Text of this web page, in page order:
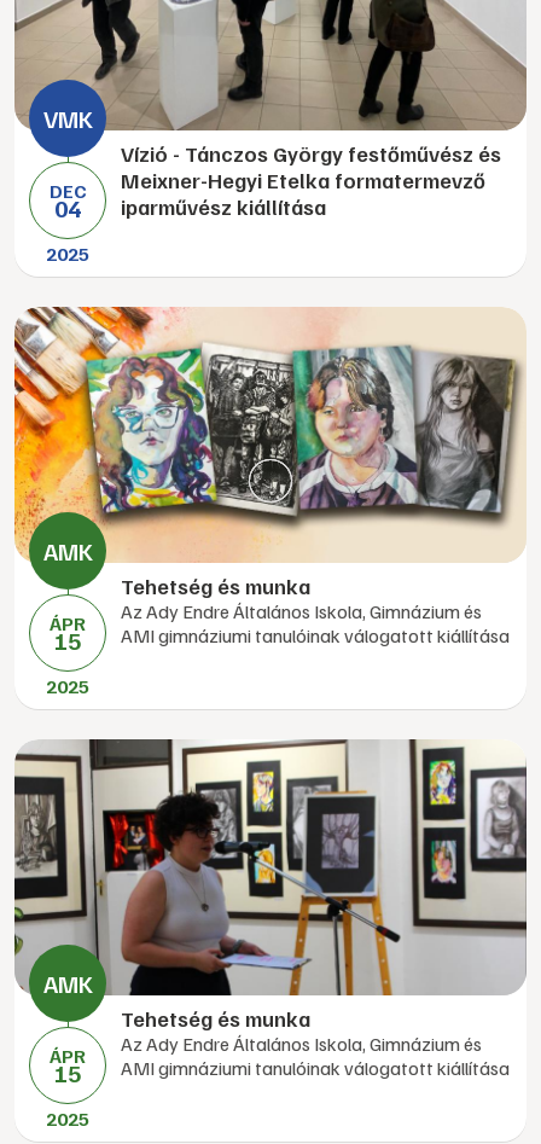
DEC
04
2025
Vízió - Tánczos György festőművész és
Meixner-Hegyi Etelka formatermevző
iparművész kiállítása
ÁPR
15
2025
Tehetség és munka
Az Ady Endre Általános Iskola, Gimnázium és
AMI gimnáziumi tanulóinak válogatott kiállítása
ÁPR
15
2025
Tehetség és munka
Az Ady Endre Általános Iskola, Gimnázium és
AMI gimnáziumi tanulóinak válogatott kiállítása